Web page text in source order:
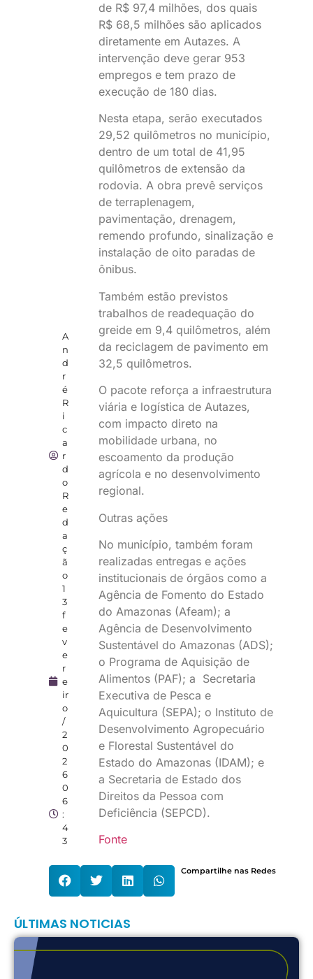
A
n
d
r
é
R
i
c
a
r
d
o
R
e
d
a
ç
ã
o
1
3
f
e
v
e
r
e
ir
o
/
2
0
2
6
0
6
:
4
3
de R$ 97,4 milhões, dos quais
R$ 68,5 milhões são aplicados
diretamente em Autazes. A
intervenção deve gerar 953
empregos e tem prazo de
execução de 180 dias.
Nesta etapa, serão executados
29,52 quilômetros no município,
dentro de um total de 41,95
quilômetros de extensão da
rodovia. A obra prevê serviços
de terraplenagem,
pavimentação, drenagem,
remendo profundo, sinalização e
instalação de oito paradas de
ônibus.
Também estão previstos
trabalhos de readequação do
greide em 9,4 quilômetros, além
da reciclagem de pavimento em
32,5 quilômetros.
O pacote reforça a infraestrutura
viária e logística de Autazes,
com impacto direto na
mobilidade urbana, no
escoamento da produção
agrícola e no desenvolvimento
regional.
Outras ações
No município, também foram
realizadas entregas e ações
institucionais de órgãos como a
Agência de Fomento do Estado
do Amazonas (Afeam); a
Agência de Desenvolvimento
Sustentável do Amazonas (ADS);
o Programa de Aquisição de
Alimentos (PAF); a Secretaria
Executiva de Pesca e
Aquicultura (SEPA); o Instituto de
Desenvolvimento Agropecuário
e Florestal Sustentável do
Estado do Amazonas (IDAM); e
a Secretaria de Estado dos
Direitos da Pessoa com
Deficiência (SEPCD).
Fonte
Compartilhe nas Redes
ÚLTIMAS NOTICIAS